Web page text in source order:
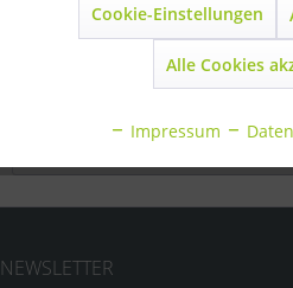
230 Volt Netzgerät extrem
einsetzbar bei mittlerem...mehr
NEWSLETTER
Marketing
Sonstige
Cookie-Einstellungen
Alle Cookies
Impressum